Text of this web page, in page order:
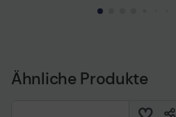
Ähnliche Produkte